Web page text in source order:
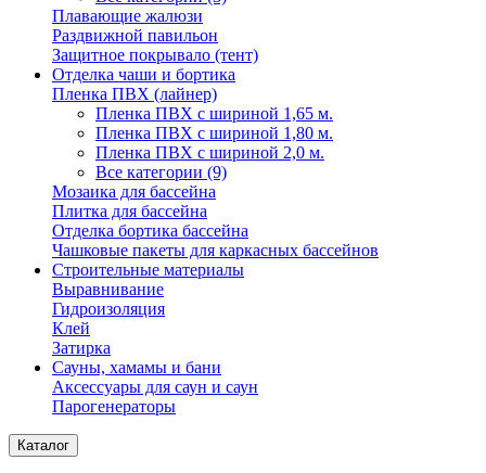
Плавающие жалюзи
Раздвижной павильон
Защитное покрывало (тент)
Отделка чаши и бортика
Пленка ПВХ (лайнер)
Пленка ПВХ с шириной 1,65 м.
Пленка ПВХ с шириной 1,80 м.
Пленка ПВХ с шириной 2,0 м.
Все категории (9)
Мозаика для бассейна
Плитка для бассейна
Отделка бортика бассейна
Чашковые пакеты для каркасных бассейнов
Строительные материалы
Выравнивание
Гидроизоляция
Клей
Затирка
Сауны, хамамы и бани
Аксессуары для саун и саун
Парогенераторы
Каталог